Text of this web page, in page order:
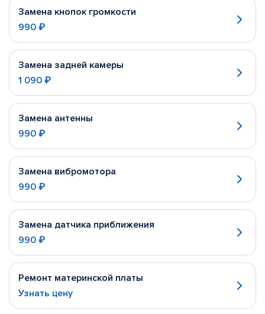
Замена кнопок громкости
990 ₽
Замена задней камеры
1 090 ₽
Замена антенны
990 ₽
Замена вибромотора
990 ₽
Замена датчика приближения
990 ₽
Ремонт материнской платы
Узнать цену